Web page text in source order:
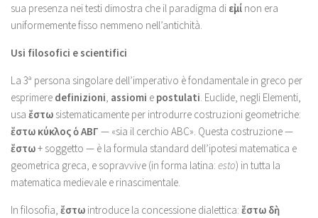
sua presenza nei testi dimostra che il paradigma di εἰμί non era
uniformemente fisso nemmeno nell’antichità.
Usi filosofici e scientifici
La 3ª persona singolare dell’imperativo è fondamentale in greco per
esprimere definizioni, assiomi e postulati. Euclide, negli Elementi,
usa ἔστω sistematicamente per introdurre costruzioni geometriche:
ἔστω κύκλος ὁ ΑΒΓ — «sia il cerchio ABC». Questa costruzione —
ἔστω+ soggetto — è la formula standard dell’ipotesi matematica e
geometrica greca, e sopravvive (in forma latina: esto) in tutta la
matematica medievale e rinascimentale.
In filosofia, ἔστω introduce la concessione dialettica: ἔστω δὴ